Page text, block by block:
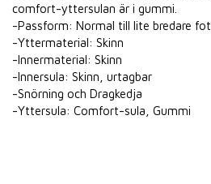
comfort-yttersulan är i gummi.
-Passform: Normal till lite bredare fot
-Yttermaterial: Skinn
-Innermaterial: Skinn
-Innersula: Skinn, urtagbar
-Snörning och Dragkedja
-Yttersula: Comfort-sula, Gummi